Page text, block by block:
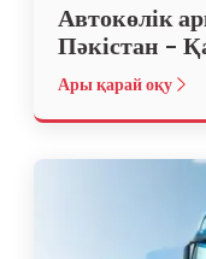
Автокөлік
Пәкістан –
Ары қарай оқу